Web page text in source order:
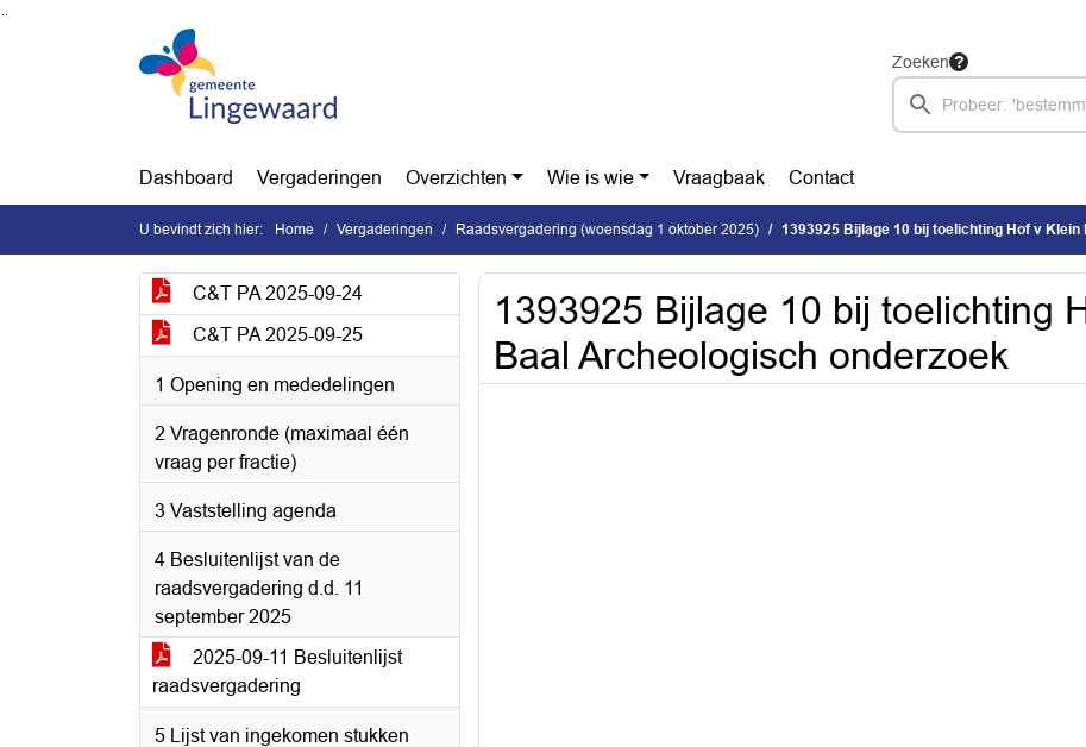
Ga naar de inhoud van deze pagina
Zoeken
Dashboard Vergaderingen Overzichten Wie is wie Vraagbaak Contact
U bevindt zich hier: Home Vergaderingen Raadsvergadering (woensdag 1 oktober 2025) 1393925 Bijlage 10 bij toelichting Hof v Klein Baal
C&T PA 2025-09-24
C&T PA 2025-09-25
1 Opening en mededelingen
2 Vragenronde (maximaal één
vraag per fractie)
3 Vaststelling agenda
4 Besluitenlijst van de
raadsvergadering d.d. 11
september 2025
2025-09-11 Besluitenlijst
raadsvergadering
5 Lijst van ingekomen stukken
1393925 Bijlage 10 bij toelichting
Baal Archeologisch onderzoek